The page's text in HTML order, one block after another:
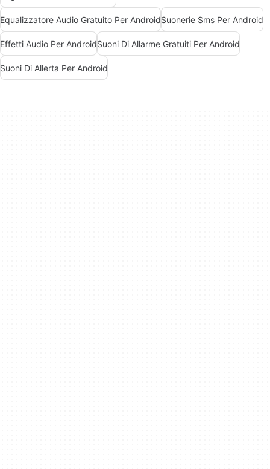
Equalizzatore Audio Gratuito Per AndroidSuonerie Sms Per Android
Effetti Audio Per AndroidSuoni Di Allarme Gratuiti Per Android
Suoni Di Allerta Per Android